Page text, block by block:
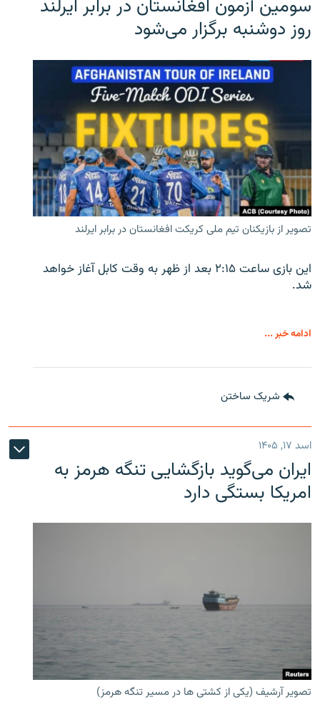
سومین آزمون افغانستان در برابر ایرلند
روز دوشنبه برگزار می‌شود
تصویر از بازیکنان تیم ملی کریکت افغانستان در برابر ایرلند
این بازی ساعت ۲:۱۵ بعد از ظهر به وقت کابل آغاز خواهد
شد.
ادامه خبر ...
شریک ساختن
اسد ۱۷, ۱۴۰۵
ایران می‌گوید بازگشایی تنگه هرمز به
امریکا بستگی دارد
تصویر آرشیف (یکی از کشتی ها در مسیر تنگه هرمز)